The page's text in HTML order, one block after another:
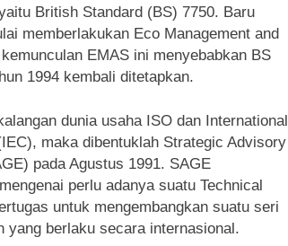
British Standard (BS) 7750. Baru
memberlakukan Eco Management and
EMAS ini menyebabkan BS
1994 kembali ditetapkan.
dunia usaha ISO dan International
maka dibentuklah Strategic Advisory
pada Agustus 1991. SAGE
perlu adanya suatu Technical
untuk mengembangkan suatu seri
yang berlaku secara internasional.